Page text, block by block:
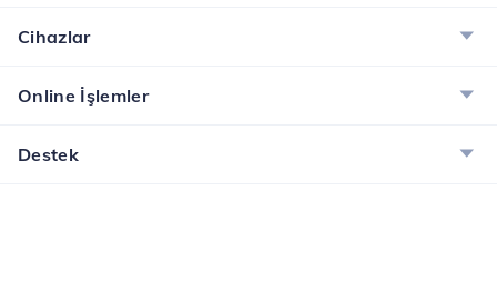
Cihazlar
Online İşlemler
Destek